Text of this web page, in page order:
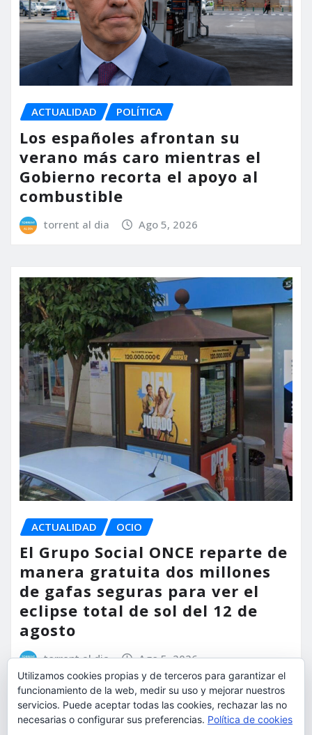
ACTUALIDAD POLÍTICA
Los españoles afrontan su
verano más caro mientras el
Gobierno recorta el apoyo al
combustible
torrent al dia Ago 5, 2026
ACTUALIDAD OCIO
El Grupo Social ONCE reparte de
manera gratuita dos millones
de gafas seguras para ver el
eclipse total de sol del 12 de
agosto
torrent al dia Ago 5, 2026
Utilizamos cookies propias y de terceros para garantizar el
funcionamiento de la web, medir su uso y mejorar nuestros
servicios. Puede aceptar todas las cookies, rechazar las no
necesarias o configurar sus preferencias. Política de cookies